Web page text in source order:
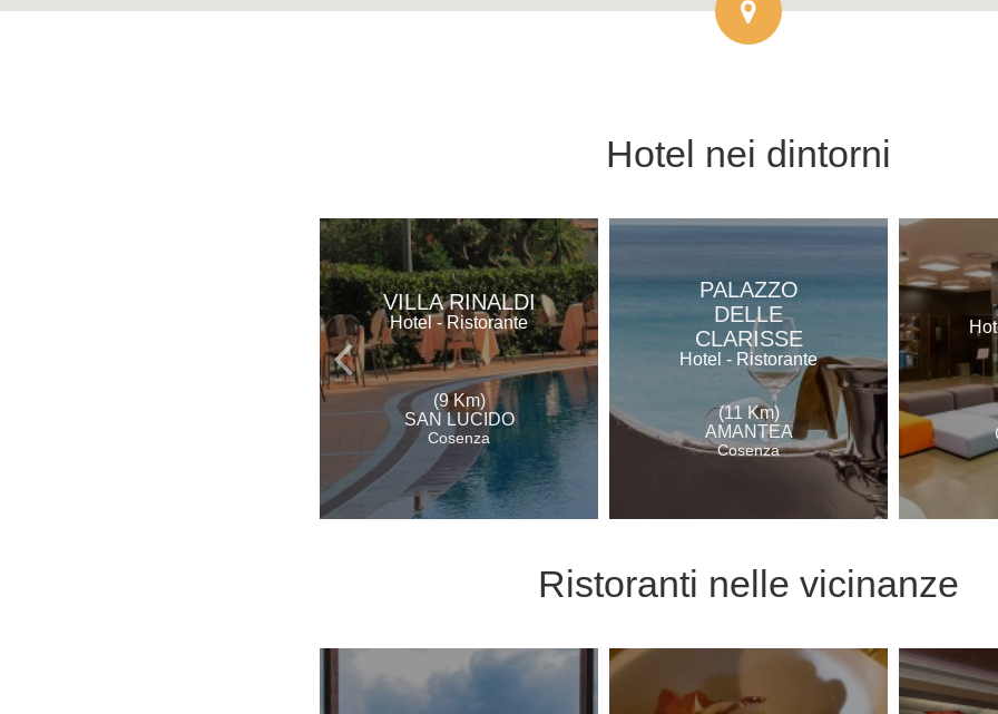
Hotel nei dintorni
VILLA RINALDI
Hotel - Ristorante
(9 Km)
SAN LUCIDO
Cosenza
PALAZZO
DELLE
CLARISSE
Hotel - Ristorante
(11 Km)
AMANTEA
Cosenza
Ristoranti nelle vicinanze